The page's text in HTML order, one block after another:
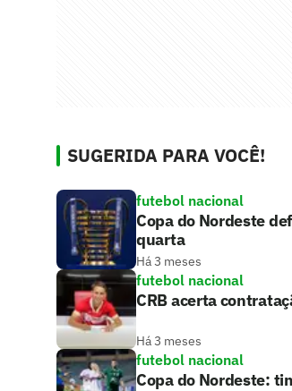
SUGERIDA PARA VOCÊ!
futebol nacional
Copa do Nordeste
quarta
Há 3 meses
futebol nacional
CRB acerta
Há 3 meses
futebol nacional
Copa do Nordeste: